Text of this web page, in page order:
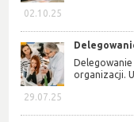
02.10.25
29.07.25
organizacji.